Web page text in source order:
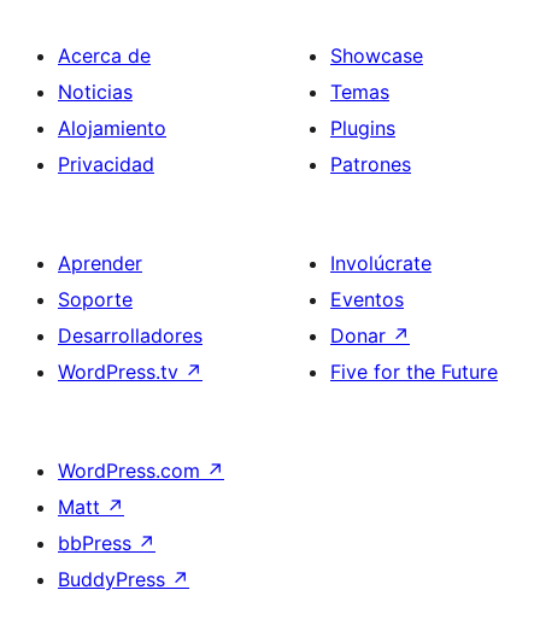
Acerca de
Noticias
Alojamiento
Privacidad
Showcase
Temas
Plugins
Patrones
Aprender
Soporte
Desarrolladores
WordPress.tv ↗
Involúcrate
Eventos
Donar ↗
Five for the Future
WordPress.com ↗
Matt ↗
bbPress ↗
BuddyPress ↗